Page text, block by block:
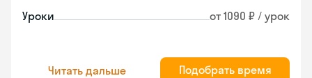
Уроки от 1090 ₽ / урок
Читать дальше Подобрать время